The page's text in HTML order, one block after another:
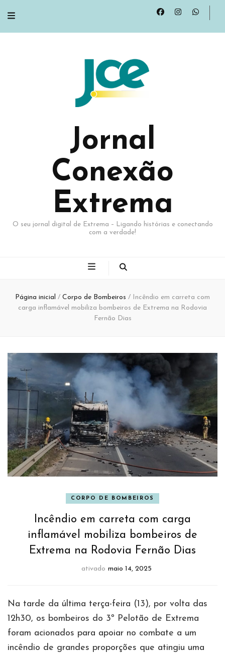
Jornal
Conexão
Extrema
O seu jornal digital de Extrema – Ligando histórias e conectando
com a verdade!
Página inicial / Corpo de Bombeiros /
Incêndio em carreta com
carga inflamável mobiliza bombeiros de Extrema na Rodovia
Fernão Dias
CORPO DE BOMBEIROS
Incêndio em carreta com carga
inflamável mobiliza bombeiros de
Extrema na Rodovia Fernão Dias
ativado maio 14, 2025
Na tarde da última terça-feira (13), por volta das
12h30, os bombeiros do 3º Pelotão de Extrema
foram acionados para apoiar no combate a um
incêndio de grandes proporções que atingiu uma